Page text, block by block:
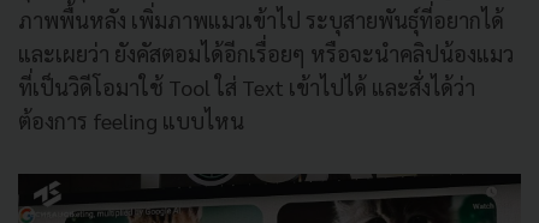
ภาพพื้นหลัง เพิ่มภาพแมวเข้าไป ระบุสายพันธุ์ที่อยากได้
และเผยว่า ยังคัสตอมได้อีกเรื่อยๆ หรือจะนำคลิปน้องแมว
ที่เป็นวิดีโอมาใช้ Tool ใส่ Text เข้าไปได้ และสั่งได้ว่า
ต้องการ feeling แบบไหน